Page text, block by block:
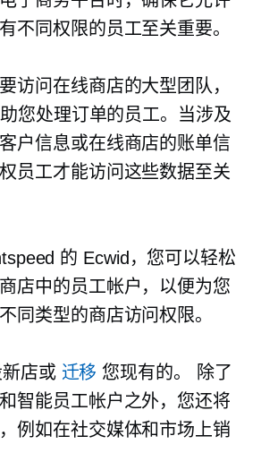
不同权限的员工至关重要。
访问在线商店的大型团队，
您处理订单的员工。当涉及
户信息或在线商店的账单信
员工才能访问这些数据至关
的 Ecwid，您可以轻松
店中的员工帐户，以便为您
同类型的商店访问权限。
店或 迁移 您现有的。 除了
智能员工帐户之外，您还将
例如在社交媒体和市场上销